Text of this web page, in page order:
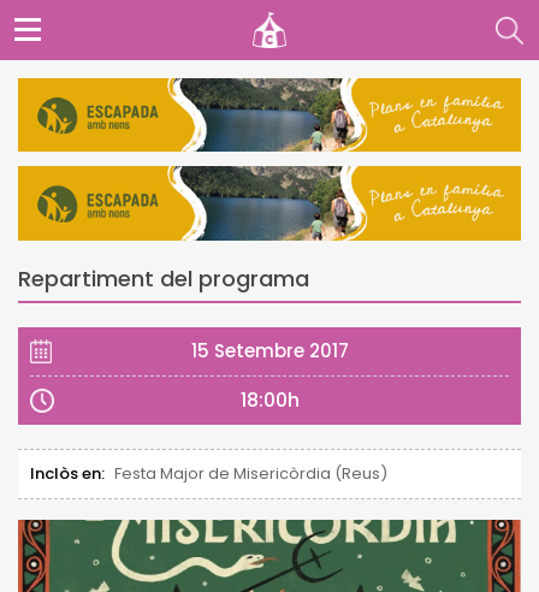
Repartiment del programa
15 Setembre 2017
18:00h
Inclòs en: Festa Major de Misericòrdia (Reus)